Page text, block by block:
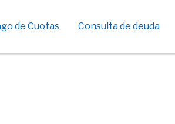
de Cuotas Consulta de deuda